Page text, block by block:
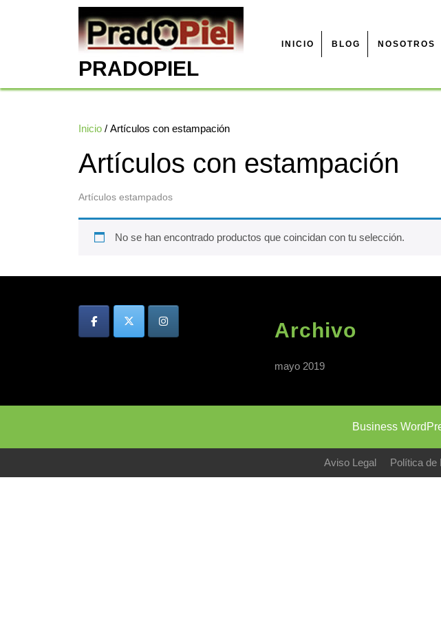
PRADOPIEL
INICIO BLOG NOSOTROS
Inicio / Artículos con estampación
Artículos con estampación
Artículos estampados
No se han encontrado productos que coincidan con tu selección.
Archivo
mayo 2019
Business
Aviso Legal Política de